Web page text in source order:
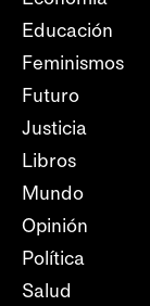
Educación
Feminismos
Futuro
Justicia
Libros
Mundo
Opinión
Política
Salud